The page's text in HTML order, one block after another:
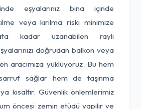
eşyalarınız bina içinde
veya kırılma riski minimize
kadar uzanabilen raylı
doğrudan balkon veya
aracımıza yüklüyoruz. Bu hem
sağlar hem de taşınma
kısaltır. Güvenlik önlemlerimiz
öncesi zemin etüdü yapılır ve